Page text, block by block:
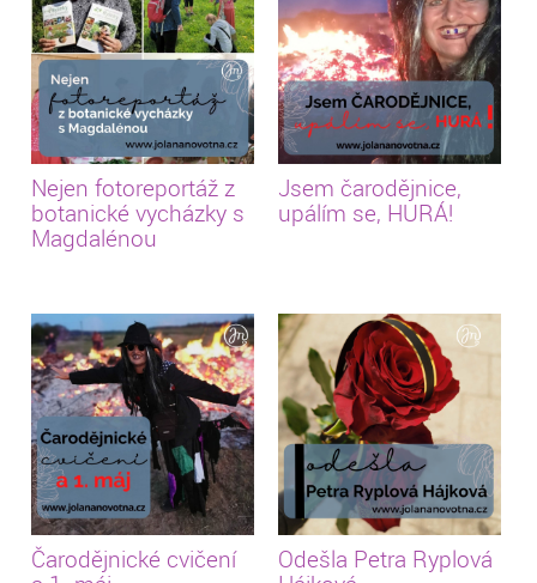
Nejen fotoreportáž z
botanické vycházky s
Magdalénou
Jsem čarodějnice,
upálím se, HURÁ!
Čarodějnické cvičení
Odešla Petra Ryplová